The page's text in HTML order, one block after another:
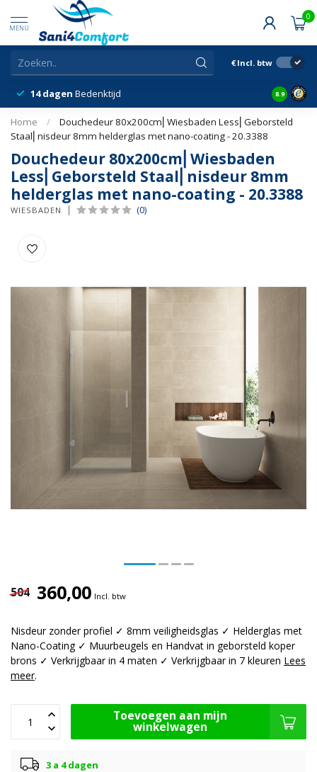
MENU
0
€ Incl. btw
14 dagen Bedenktijd Snelle
8.9
Home /
Douchedeur 80x200cm⎢Wiesbaden Less⎢Geborsteld
Staal⎢nisdeur 8mm helderglas met nano-coating - 20.3388
Douchedeur 80x200cm⎢Wiesbaden
Less⎢Geborsteld Staal⎢nisdeur 8mm
helderglas met nano-coating - 20.3388
WIESBADEN (0)
504 360,00 Incl. btw
Nisdeur zonder profiel ✓ 8mm veiligheidsglas ✓ Helderglas met
Nano-Coating ✓ Muurbeugels en Handvat in geborsteld koper
brons ✓ Verkrijgbaar in 4 maten ✓ Verkrijgbaar in 7 kleuren Lees
meer.
Toevoegen aan mijn
winkelwagen
3 a 4 dagen